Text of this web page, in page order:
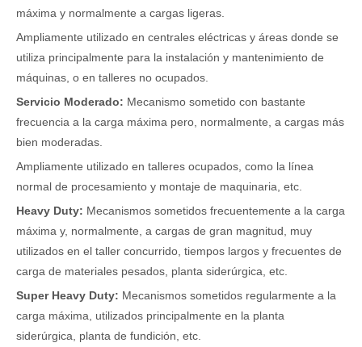
máxima y normalmente a cargas ligeras.
Ampliamente utilizado en centrales eléctricas y áreas donde se
utiliza principalmente para la instalación y mantenimiento de
máquinas, o en talleres no ocupados.
Servicio Moderado: Mecanismo sometido con bastante
frecuencia a la carga máxima pero, normalmente, a cargas más
bien moderadas.
Ampliamente utilizado en talleres ocupados, como la línea
normal de procesamiento y montaje de maquinaria, etc.
Heavy Duty: Mecanismos sometidos frecuentemente a la carga
máxima y, normalmente, a cargas de gran magnitud, muy
utilizados en el taller concurrido, tiempos largos y frecuentes de
carga de materiales pesados, planta siderúrgica, etc.
Super Heavy Duty: Mecanismos sometidos regularmente a la
carga máxima, utilizados principalmente en la planta
siderúrgica, planta de fundición, etc.